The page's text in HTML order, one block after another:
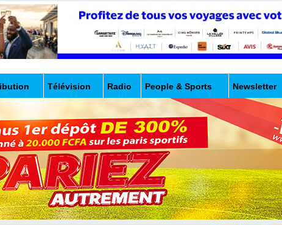
Télévision Radio People & Sports Newsletter